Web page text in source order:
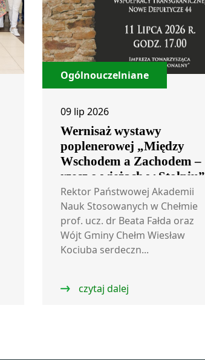
Ogólnouczelniane
09 lip 2026
Wernisaż wystawy
poplenerowej „Między
Wschodem a Zachodem –
rzecz o wieżach w Stołpiu”
Rektor Państwowej Akademii
Nauk Stosowanych w Chełmie
prof. ucz. dr Beata Fałda oraz
Wójt Gminy Chełm Wiesław
Kociuba serdeczn...
czytaj dalej